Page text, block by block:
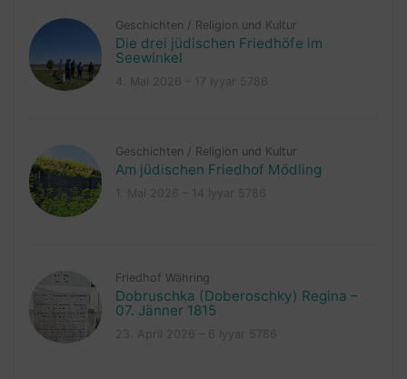
Geschichten / Religion und Kultur
Die drei jüdischen Friedhöfe im
Seewinkel
Geschichten / Religion und Kultur
Am jüdischen Friedhof Mödling
Friedhof Währing
Dobruschka (Doberoschky) Regina –
07. Jänner 1815